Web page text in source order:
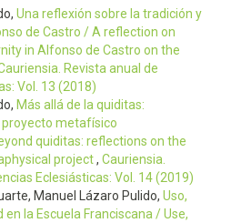
Una reflexión sobre la tradición y
de Castro / A reflection on
in Alfonso de Castro on the
Revista anual de
Vol. 13 (2018)
Más allá de la quiditas:
metafísico
quiditas: reflections on the
project, Cauriensia.
Eclesiásticas: Vol. 14 (2019)
Manuel Lázaro Pulido, Uso,
la Escuela Franciscana / Use,